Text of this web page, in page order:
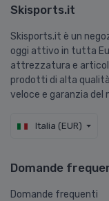
Skisports.it
Skisports.it è un
oggi attivo in tutta
attrezzatura e
prodotti di alta
veloce e garanzia del
Italia (EUR)
Domande
Domande frequenti